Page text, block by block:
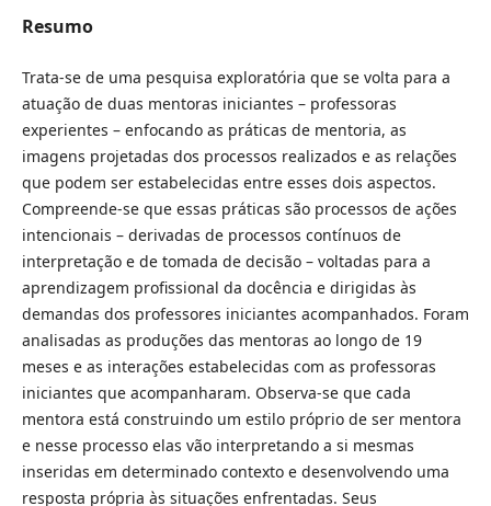
Resumo
Trata-se de uma pesquisa exploratória que se volta para a
atuação de duas mentoras iniciantes – professoras
experientes – enfocando as práticas de mentoria, as
imagens projetadas dos processos realizados e as relações
que podem ser estabelecidas entre esses dois aspectos.
Compreende-se que essas práticas são processos de ações
intencionais – derivadas de processos contínuos de
interpretação e de tomada de decisão – voltadas para a
aprendizagem profissional da docência e dirigidas às
demandas dos professores iniciantes acompanhados. Foram
analisadas as produções das mentoras ao longo de 19
meses e as interações estabelecidas com as professoras
iniciantes que acompanharam. Observa-se que cada
mentora está construindo um estilo próprio de ser mentora
e nesse processo elas vão interpretando a si mesmas
inseridas em determinado contexto e desenvolvendo uma
resposta própria às situações enfrentadas. Seus